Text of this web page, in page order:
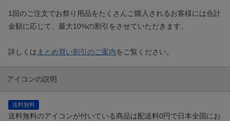
1回のご注文でお祭り用品をたくさんご購入されるお客様には合計
金額に応じて、最大10%の割引をさせていただきます。
詳しくは まとめ買い割引のご案内をご覧ください。
アイコンの説明
送料無料
送料無料のアイコンが付いている商品は配送料0円で日本全国にお